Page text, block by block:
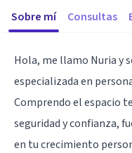
Sobre mí Consultas
Hola, me llamo Nuria y
especializada en
Comprendo el espacio
seguridad y confianza,
en tu crecimiento